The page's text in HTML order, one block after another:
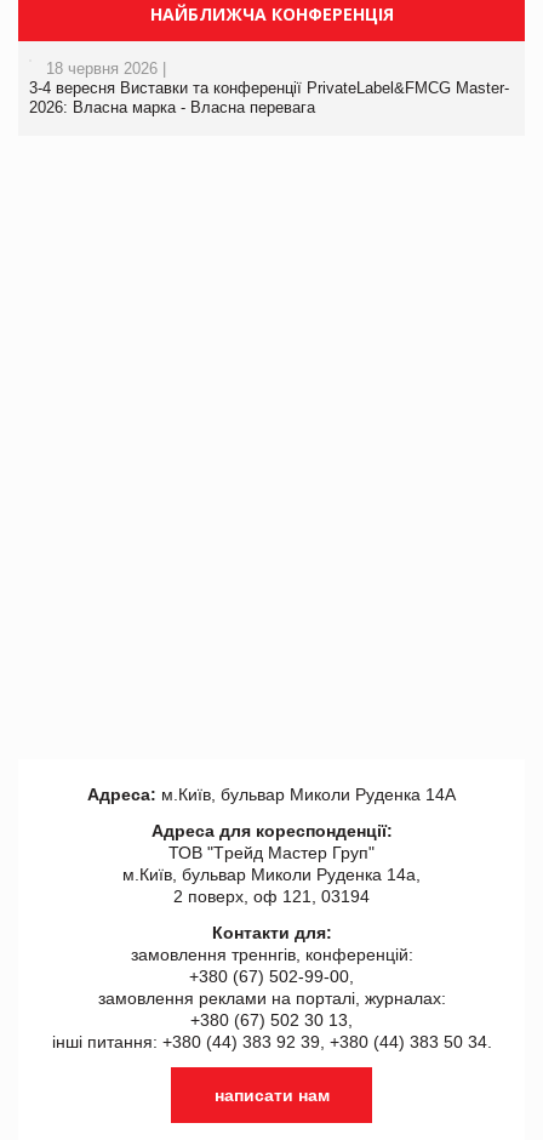
НАЙБЛИЖЧА КОНФЕРЕНЦІЯ
18 червня 2026 |
3-4 вересня Виставки та конференції PrivateLabel&FMCG Master-
2026: Власна марка - Власна перевага
Адреса: м.Київ, бульвар Миколи Руденка 14А
Адреса для кореспонденції:
ТОВ "Tрейд Мастер Груп"
м.Київ, бульвар Миколи Руденка 14а,
2 поверх, оф 121, 03194
Контакти для:
замовлення треннгів, конференцій:
+380 (67) 502-99-00,
замовлення реклами на порталі, журналах:
+380 (67) 502 30 13,
інші питання: +380 (44) 383 92 39, +380 (44) 383 50 34.
написати нам